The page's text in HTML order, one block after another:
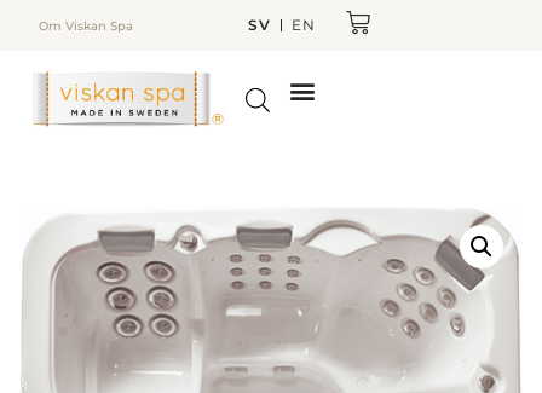
Om Viskan Spa SV EN